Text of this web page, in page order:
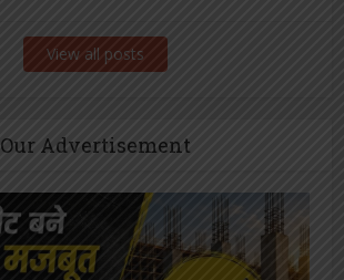
View all posts
Our Advertisement